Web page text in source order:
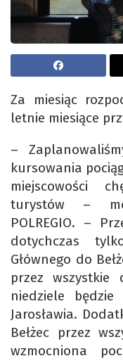
Za miesiąc
letnie miesiące
–
kursowania
miejscowości
turystów –
POLREGIO. –
dotychczas
Głównego do
przez
niedziele
Jarosławia.
Bełżec przez
wzmocniona